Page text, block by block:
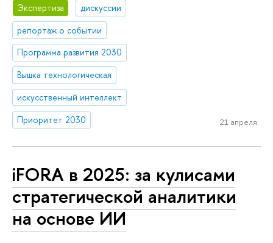
Экспертиза
дискуссии
репортаж о событии
Программа развития 2030
Вышка технологическая
искусственный интеллект
Приоритет 2030
21 апреля
iFORA в 2025: за кулисами
стратегической аналитики
на основе ИИ